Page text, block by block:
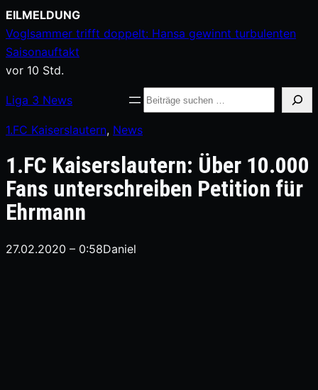
Zum
Inhalt
springen
EILMELDUNG
Voglsammer trifft doppelt: Hansa gewinnt turbulenten
Saisonauftakt
vor 10 Std.
Liga 3 News Suche
1.FC Kaiserslautern, News
1.FC Kaiserslautern: Über 10.000
Fans unterschreiben Petition für
Ehrmann
27.02.2020 – 0:58Daniel